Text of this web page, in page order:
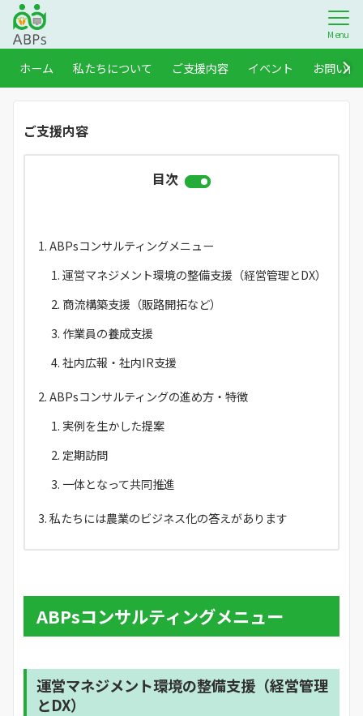
Menu
ホーム 私たちについて ご支援内容 イベント お問い合
ご支援内容
目次
ABPsコンサルティングメニュー
運営マネジメント環境の整備支援（経営管理とDX）
商流構築支援（販路開拓など）
作業員の養成支援
社内広報・社内IR支援
ABPsコンサルティングの進め方・特徴
実例を生かした提案
定期訪問
一体となって共同推進
私たちには農業のビジネス化の答えがあります
ABPsコンサルティングメニュー
運営マネジメント環境の整備支援（経営管理
とDX）